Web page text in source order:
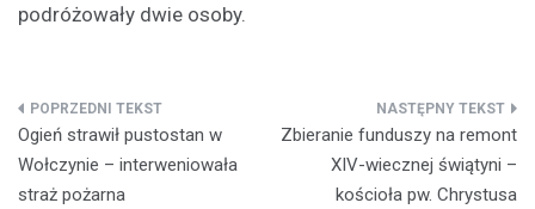
podróżowały dwie osoby.
Nawigacja
wpisu
Ogień strawił pustostan w
Wołczynie – interweniowała
straż pożarna
Zbieranie funduszy na remont
XIV-wiecznej świątyni –
kościoła pw. Chrystusa